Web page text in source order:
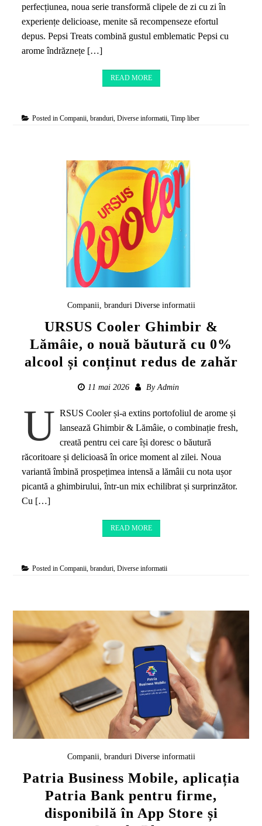
perfecțiunea, noua serie transformă clipele de zi cu zi în
experiențe delicioase, menite să recompenseze efortul
depus. Pepsi Treats combină gustul emblematic Pepsi cu
arome îndrăznețe […]
READ MORE
Posted inCompanii, branduri ,Diverse informatii ,Timp liber
Companii, branduri Diverse informatii
URSUS Cooler Ghimbir &
Lămâie, o nouă băutură cu 0%
alcool și conținut redus de zahăr
11 mai 2026 By Admin
U RSUS Cooler și-a extins portofoliul de arome și
lansează Ghimbir & Lămâie, o combinație fresh,
creată pentru cei care își doresc o băutură
răcoritoare și delicioasă în orice moment al zilei. Noua
variantă îmbină prospețimea intensă a lămâii cu nota ușor
picantă a ghimbirului, într-un mix echilibrat și surprinzător.
Cu […]
READ MORE
Posted inCompanii, branduri,Diverse informatii
Companii, branduri Diverse informatii
Patria Business Mobile, aplicația
Patria Bank pentru firme,
disponibilă în App Store și